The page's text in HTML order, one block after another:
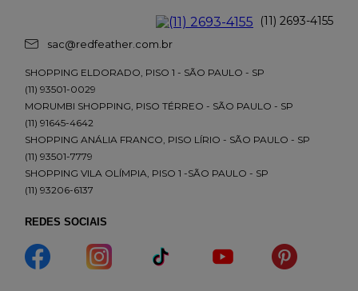
(11) 2693-4155
sac@redfeather.com.br
SHOPPING ELDORADO, PISO 1 - SÃO PAULO - SP
(11) 93501-0029
MORUMBI SHOPPING, PISO TÉRREO - SÃO PAULO - SP
(11) 91645-4642
SHOPPING ANÁLIA FRANCO, PISO LÍRIO - SÃO PAULO - SP
(11) 93501-7779
SHOPPING VILA OLÍMPIA, PISO 1 -SÃO PAULO - SP
(11) 93206-6137
REDES SOCIAIS